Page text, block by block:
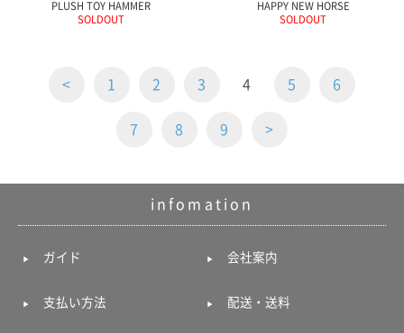
PLUSH TOY HAMMER
SOLDOUT
HAPPY NEW HORSE
SOLDOUT
< 1 2 3 4 5 6
7 8 9 >
infomation
ガイド 会社案内
支払い方法 配送・送料